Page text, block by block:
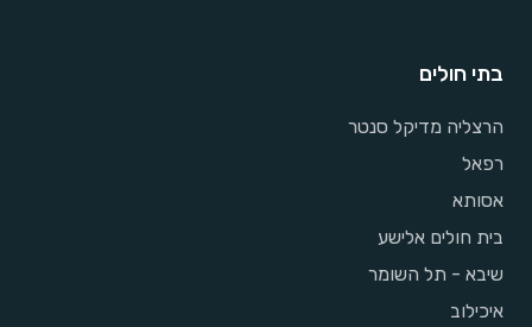
בתי חולים
הרצליה מדיקל סנטר
רפאל
אסותא
בית חולים אלישע
שיבא - תל השומר
איכילוב